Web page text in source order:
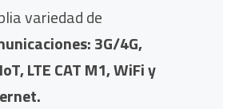
variedad de
3G/4G,
LTE CAT M1, WiFi y